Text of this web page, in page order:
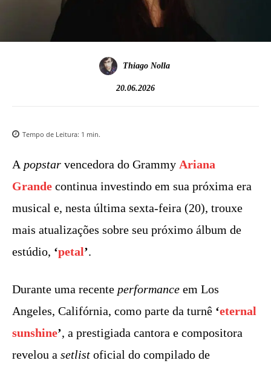
Thiago Nolla
20.06.2026
Tempo de Leitura: 1 min.
A popstar vencedora do Grammy Ariana
Grande continua investindo em sua próxima era
musical e, nesta última sexta-feira (20), trouxe
mais atualizações sobre seu próximo álbum de
estúdio, ‘petal’.
Durante uma recente performance em Los
Angeles, Califórnia, como parte da turnê ‘eternal
sunshine’, a prestigiada cantora e compositora
revelou a setlist oficial do compilado de